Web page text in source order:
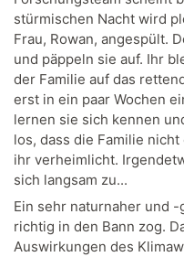
stürmischen Nacht wird
Frau, Rowan, angespült.
und päppeln sie auf. Ihr
der Familie auf das
erst in ein paar Wochen
lernen sie sich kennen
los, dass die Familie
ihr verheimlicht.
sich langsam zu...
Ein sehr naturnaher und
richtig in den Bann zog.
Auswirkungen des